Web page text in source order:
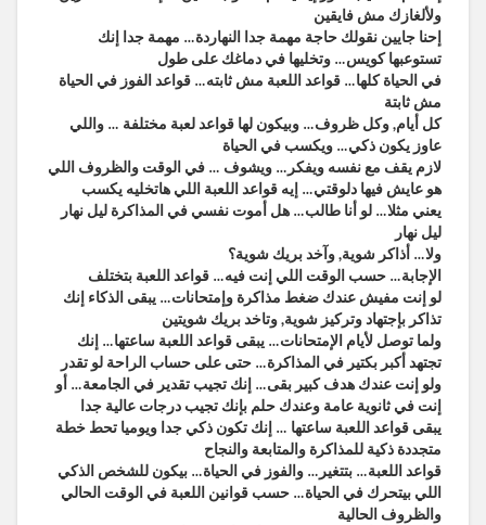
ولألغازك مش فايقين
إحنا جايين نقولك حاجة مهمة جدا النهاردة… مهمة جدا إنك
تستوعبها كويس… وتخليها في دماغك على طول
في الحياة كلها… قواعد اللعبة مش ثابته… قواعد الفوز في الحياة
مش ثابتة
كل أيام, وكل ظروف… وبيكون لها قواعد لعبة مختلفة … واللي
عاوز يكون ذكي… ويكسب في الحياة
لازم يقف مع نفسه ويفكر… ويشوف … في الوقت والظروف اللي
هو عايش فيها دلوقتي… إيه قواعد اللعبة اللي هاتخليه يكسب
يعني مثلا… لو أنا طالب… هل أموت نفسي في المذاكرة ليل نهار
ليل نهار
ولا… أذاكر شوية, وآخد بريك شوية؟
الإجابة… حسب الوقت اللي إنت فيه… قواعد اللعبة بتختلف
لو إنت مفيش عندك ضغط مذاكرة وإمتحانات… يبقى الذكاء إنك
تذاكر بإجتهاد وتركيز شوية, وتاخد بريك شويتين
ولما توصل لأيام الإمتحانات… يبقى قواعد اللعبة ساعتها… إنك
تجتهد أكبر بكتير في المذاكرة… حتى على حساب الراحة لو تقدر
ولو إنت عندك هدف كبير بقى… إنك تجيب تقدير في الجامعة… أو
إنت في ثانوية عامة وعندك حلم بإنك تجيب درجات عالية جدا
يبقى قواعد اللعبة ساعتها … إنك تكون ذكي جدا ويوميا تحط خطة
متجددة ذكية للمذاكرة والمتابعة والنجاح
قواعد اللعبة… بتتغير… والفوز في الحياة… بيكون للشخص الذكي
اللي بيتحرك في الحياة… حسب قوانين اللعبة في الوقت الحالي
والظروف الحالية